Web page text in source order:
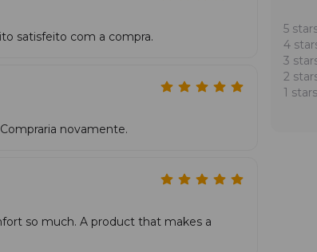
de alternativas baratas que perdem
A sua singularidade reside na combinação do
será a mais segura possível.
combina proteção profissional contra a
satisfeito com a compra.
novamente.
so much. A product that makes a
5
4
3
2
1 stars